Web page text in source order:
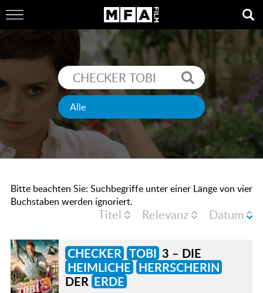
Bitte beachten Sie: Suchbegriffe unter einer Länge von vier
Buchstaben werden ignoriert.
Titel Relevanz Datum
CHECKER TOBI3 – DIE
HEIMLICHE HERRSCHERIN
DER ERDE